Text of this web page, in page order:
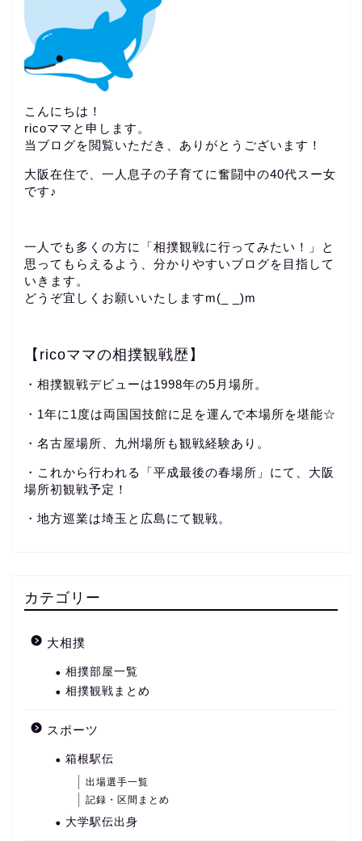
こんにちは！
ricoママと申します。
当ブログを閲覧いただき、ありがとうございます！
大阪在住で、一人息子の子育てに奮闘中の40代スー女
です♪
一人でも多くの方に「相撲観戦に行ってみたい！」と
思ってもらえるよう、分かりやすいブログを目指して
いきます。
どうぞ宜しくお願いいたしますm(_ _)m
【ricoママの相撲観戦歴】
・相撲観戦デビューは1998年の5月場所。
・1年に1度は両国国技館に足を運んで本場所を堪能☆
・名古屋場所、九州場所も観戦経験あり。
・これから行われる「平成最後の春場所」にて、大阪
場所初観戦予定！
・地方巡業は埼玉と広島にて観戦。
カテゴリー
大相撲
相撲部屋一覧
相撲観戦まとめ
スポーツ
箱根駅伝
出場選手一覧
記録・区間まとめ
大学駅伝出身